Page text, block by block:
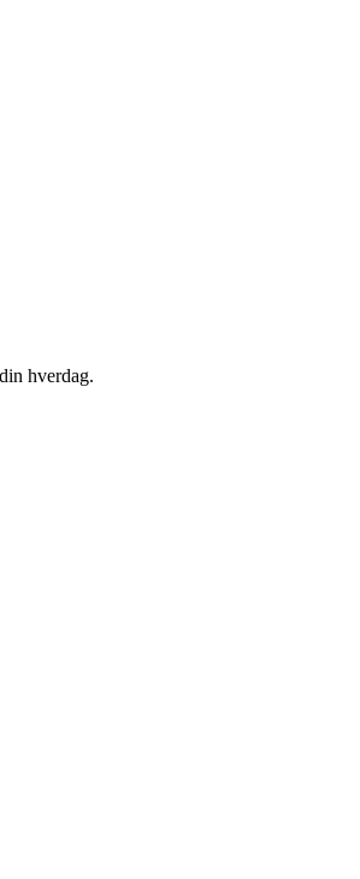
hverdag.